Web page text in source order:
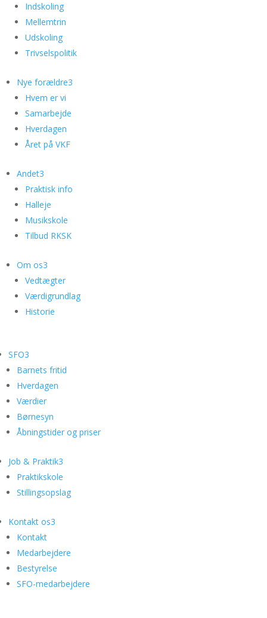
Indskoling
Mellemtrin
Udskoling
Trivselspolitik
Nye forældre3
Hvem er vi
Samarbejde
Hverdagen
Året på VKF
Andet3
Praktisk info
Halleje
Musikskole
Tilbud RKSK
Om os3
Vedtægter
Værdigrundlag
Historie
SFO3
Barnets fritid
Hverdagen
Værdier
Børnesyn
Åbningstider og priser
Job & Praktik3
Praktikskole
Stillingsopslag
Kontakt os3
Kontakt
Medarbejdere
Bestyrelse
SFO-medarbejdere